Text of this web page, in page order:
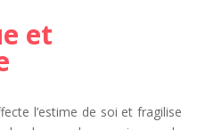
et
l’estime de soi et fragilise